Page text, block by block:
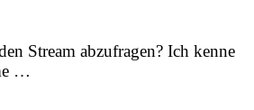
Stream abzufragen? Ich kenne
…